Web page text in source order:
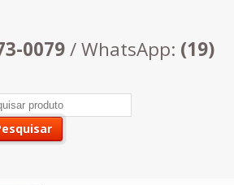
0079/ WhatsApp: (19)